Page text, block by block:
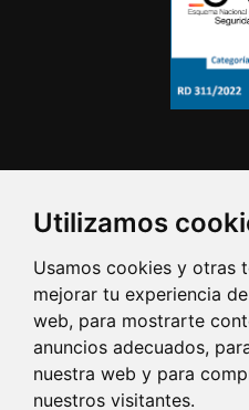
Utilizamos
Usamos cookies y otras
mejorar tu experiencia
web, para mostrarte
anuncios adecuados,
nuestra web y para
nuestros visitantes.